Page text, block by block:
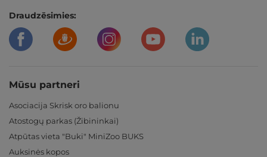
Draudzēsimies:
Mūsu partneri
Asociacija Skrisk oro balionu
Atostogų parkas (Žibininkai)
Atpūtas vieta "Buki" MiniZoo BUKS
Auksinės kopos